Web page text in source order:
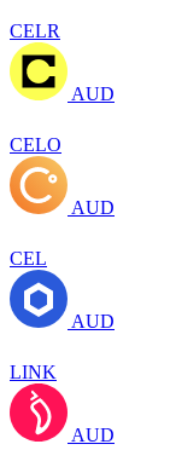
CELR
AUD
CELO
AUD
CEL
AUD
LINK
AUD